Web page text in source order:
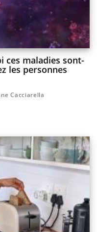
ces maladies sont-
les personnes
Cacciarella